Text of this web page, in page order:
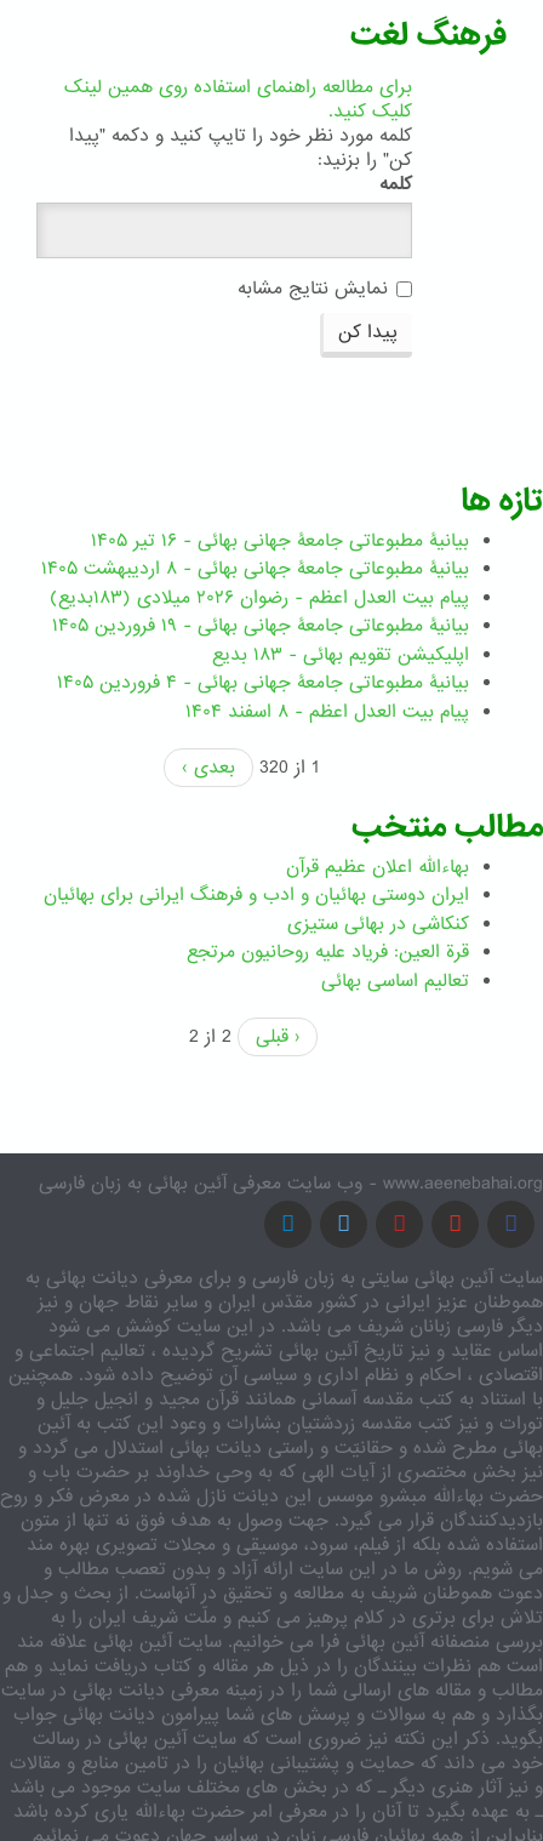
فرهنگ لغت
برای مطالعه راهنمای استفاده روی همین لینک
کلیک کنید.
کلمه مورد نظر خود را تایپ کنید و دکمه "پیدا
کن" را بزنید:
کلمه
نمایش نتایج مشابه
پیدا کن
تازه ها
بیانیۀ مطبوعاتی جامعۀ جهانی بهائی - ۱۶ تیر ۱۴۰۵
بیانیۀ مطبوعاتی جامعۀ جهانی بهائی - ۸ اردیبهشت ۱۴۰۵
پیام بیت العدل اعظم - رضوان ۲۰۲۶ میلادی (۱۸۳بدیع)
بیانیۀ مطبوعاتی جامعۀ جهانی بهائی - ۱۹ فروردین ۱۴۰۵
اپلیکیشن تقویم بهائی - ۱۸۳ بدیع
بیانیۀ مطبوعاتی جامعۀ جهانی بهائی - ۴ فروردین ۱۴۰۵
پیام بیت العدل اعظم - ۸ اسفند ۱۴۰۴
1 از 320
بعدی ›
مطالب منتخب
بهاءالله اعلان عظیم قرآن
ايران دوستی بهائيان و ادب و فرهنگ ايرانی برای بهائيان
کنکاشی در بهائی ستيزی
قرة العین: فریاد علیه روحانیون مرتجع
تعالیم اساسی بهائی
‹ قبلی
2 از 2
www.aeenebahai.org - وب سایت معرفی آئین بهائی به زبان فارسی
سایت آئین بهائی سایتی به زبان فارسی و برای معرفی دیانت بهائی به
هموطنان عزیز ایرانی در کشور مقدّس ایران و سایر نقاط جهان و نیز
دیگر فارسی زبانان شریف می باشد. در این سایت کوشش می شود
اساس عقاید و نیز تاریخ آئین بهائی تشریح گردیده ، تعالیم اجتماعی و
اقتصادی ، احکام و نظام اداری و سیاسی آن توضیح داده شود. همچنین
با استناد به کتب مقدسه آسمانی همانند قرآن مجید و انجیل جلیل و
تورات و نیز کتب مقدسه زردشتیان بشارات و وعود این کتب به آئین
بهائی مطرح شده و حقانیّت و راستی دیانت بهائی استدلال می گردد و
نیز بخش مختصری از آیات الهی که به وحی خداوند بر حضرت باب و
حضرت بهاءالله مبشرو موسس این دیانت نازل شده در معرض فکر و روح
بازدیدکنندگان قرار می گیرد. جهت وصول به هدف فوق نه تنها از متون
استفاده شده بلکه از فیلم، سرود، موسیقی و مجلات تصویری بهره مند
می شویم. روش ما در این سایت ارائه آزاد و بدون تعصب مطالب و
دعوت هموطنان شریف به مطالعه و تحقیق در آنهاست. از بحث و جدل و
تلاش برای برتری در کلام پرهیز می کنیم و ملّت شریف ایران را به
بررسی منصفانه آئین بهائی فرا می خوانیم. سایت آئین بهائی علاقه مند
است هم نظرات بینندگان را در ذیل هر مقاله و کتاب دریافت نماید و هم
مطالب و مقاله های ارسالی شما را در زمینه معرفی دیانت بهائی در سایت
بگذارد و هم به سوالات و پرسش های شما پیرامون دیانت بهائی جواب
بگوید. ذکر این نکته نیز ضروری است که سایت آئین بهائی در رسالت
خود می داند که حمایت و پشتیبانی بهائیان را در تامین منابع و مقالات
و نیز آثار هنری دیگر ـ که در بخش های مختلف سایت موجود می باشد
ـ به عهده بگیرد تا آنان را در معرفی امر حضرت بهاءالله یاری کرده باشد